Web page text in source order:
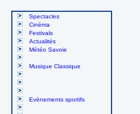
Spectacles
Cinéma
Festivals
Actualités
Météo Savoie
Musique Classique
Evènements sportifs